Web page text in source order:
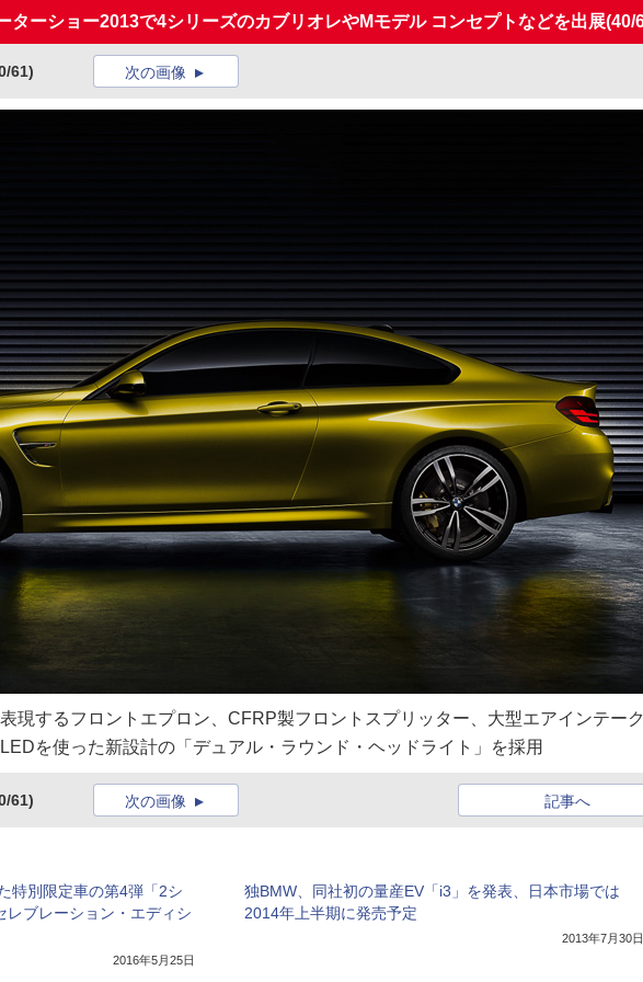
ターショー2013で4シリーズのカブリオレやMモデル コンセプトなどを出展(40/
61) 次の画像
現するフロントエプロン、CFRP製フロントスプリッター、大型エアインテー
を使った新設計の「デュアル・ラウンド・ヘッドライト」を採用
61) 記事へ
次の画像
特別限定車の第4弾「2シ
レブレーション・エディシ
2016年5月25日
独BMW、同社初の量産EV「i3」を発表、日本市場では
2014年上半期に発売予定
2013年7月30日